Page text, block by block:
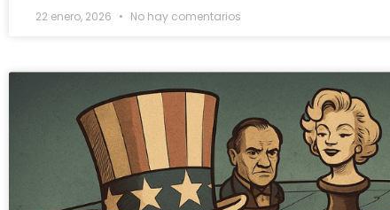
22 enero, 2026 No hay comentarios